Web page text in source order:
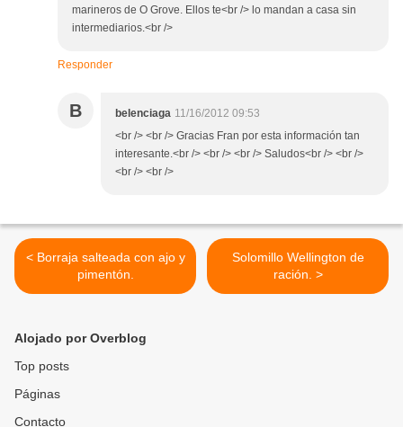
marineros de O Grove. Ellos te<br /> lo mandan a casa sin
intermediarios.<br />
Responder
B belenciaga 11/16/2012 09:53
<br /> <br /> Gracias Fran por esta información tan
interesante.<br /> <br /> <br /> Saludos<br /> <br />
<br /> <br />
< Borraja salteada con ajo y
pimentón.
Solomillo Wellington de
ración. >
Alojado por Overblog
Top posts
Páginas
Contacto